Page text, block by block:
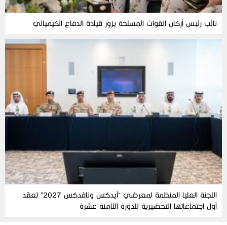
نائب رئيس أركان القوات المسلحة يزور قيادة الدفاع الكيميائي
اللجنة العليا المنظمة لمعرضي “آيدكس ونافدكس 2027” تعقد
أول اجتماعاتها التحضيرية للدورة الثامنة عشرة